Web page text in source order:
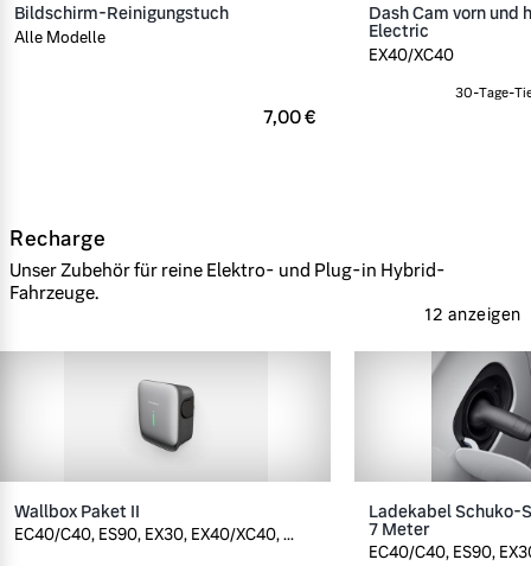
Bildschirm-Reinigungstuch
Alle Modelle
7,00 €
Dash Cam vorn und
Electric
EX40/XC40
30-Tage-
Recharge
Unser Zubehör für reine Elektro- und Plug-in Hybrid-
Fahrzeuge.
12 anzeigen
Wallbox Paket II
EC40/C40, ES90, EX30, EX40/XC40, ...
Ladekabel Schuko-
7 Meter
EC40/C40, ES90,